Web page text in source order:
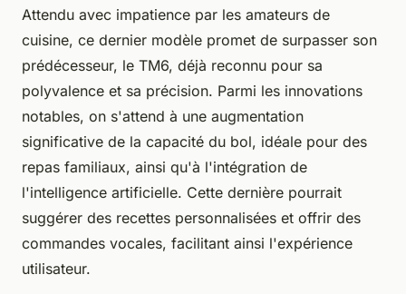
Attendu avec impatience par les amateurs de
cuisine, ce dernier modèle promet de surpasser son
prédécesseur, le TM6, déjà reconnu pour sa
polyvalence et sa précision. Parmi les innovations
notables, on s'attend à une augmentation
significative de la capacité du bol, idéale pour des
repas familiaux, ainsi qu'à l'intégration de
l'intelligence artificielle. Cette dernière pourrait
suggérer des recettes personnalisées et offrir des
commandes vocales, facilitant ainsi l'expérience
utilisateur.